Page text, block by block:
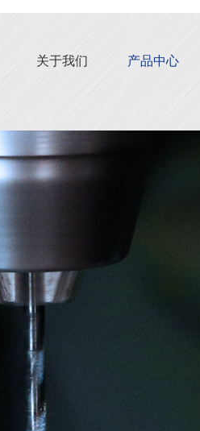
关于我们 产品中心